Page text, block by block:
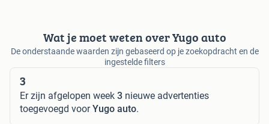
Wat je moet weten over Yugo auto
De onderstaande waarden zijn gebaseerd op je zoekopdracht en de
ingestelde filters
3
Er zijn afgelopen week 3 nieuwe advertenties
toegevoegd voorYugo auto.